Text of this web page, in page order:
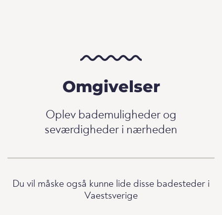
Omgivelser
Oplev bademuligheder og
seværdigheder i nærheden
Du vil måske også kunne lide disse badesteder i
Vaestsverige